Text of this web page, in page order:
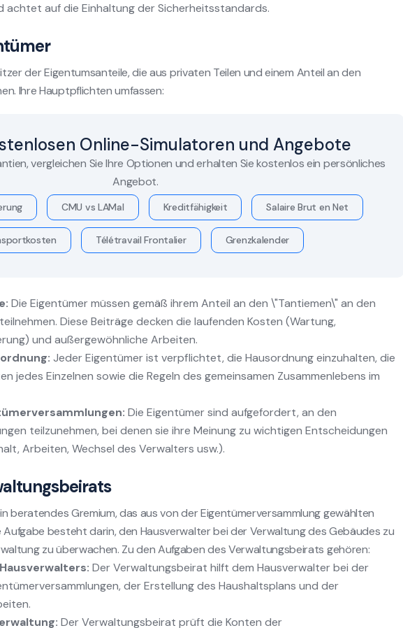
achtet auf die Einhaltung der Sicherheitsstandards.
der Eigentumsanteile, die aus privaten Teilen und einem Anteil an den
Ihre Hauptpflichten umfassen:
Online-Simulatoren und Angebote
vergleichen Sie Ihre Optionen und erhalten Sie kostenlos ein persönliches
Angebot.
CMU vs LAMal Kreditfähigkeit Salaire Brut en Net
Télétravail Frontalier Grenzkalender
Die Eigentümer müssen gemäß ihrem Anteil an den \"Tantiemen\" an den
Diese Beiträge decken die laufenden Kosten (Wartung,
und außergewöhnliche Arbeiten.
Jeder Eigentümer ist verpflichtet, die Hausordnung einzuhalten, die
jedes Einzelnen sowie die Regeln des gemeinsamen Zusammenlebens im
Die Eigentümer sind aufgefordert, an den
teilzunehmen, bei denen sie ihre Meinung zu wichtigen Entscheidungen
Arbeiten, Wechsel des Verwalters usw.).
beratendes Gremium, das aus von der Eigentümerversammlung gewählten
besteht darin, den Hausverwalter bei der Verwaltung des Gebäudes zu
zu überwachen. Zu den Aufgaben des Verwaltungsbeirats gehören:
Der Verwaltungsbeirat hilft dem Hausverwalter bei der
der Erstellung des Haushaltsplans und der
Der Verwaltungsbeirat prüft die Konten der